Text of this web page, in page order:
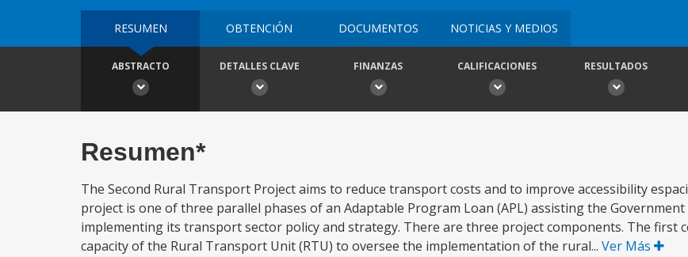
RESUMEN OBTENCIÓN DOCUMENTOS NOTICIAS Y MEDIOS
ABSTRACTO DETALLES CLAVE FINANZAS CALIFICACIONES RESULTADOS
Resumen*
The Second Rural Transport Project aims to reduce transport costs and to improve accessibility
project is one of three parallel phases of an Adaptable Program Loan (APL) assisting the
implementing its transport sector policy and strategy. There are three project components. The first
capacity of the Rural Transport Unit (RTU) to oversee the implementation of the rural... Ver Más